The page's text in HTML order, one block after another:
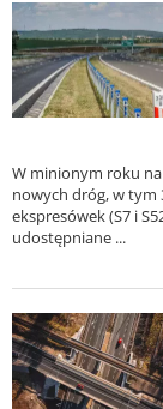
W minionym roku
nowych dróg, w tym
ekspresówek (S7 i
udostępniane ...